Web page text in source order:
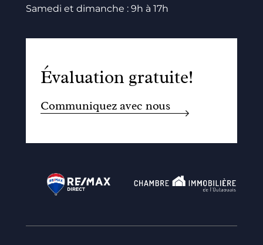
Samedi et dimanche : 9h à 17h
Évaluation gratuite!
Communiquez avec nous